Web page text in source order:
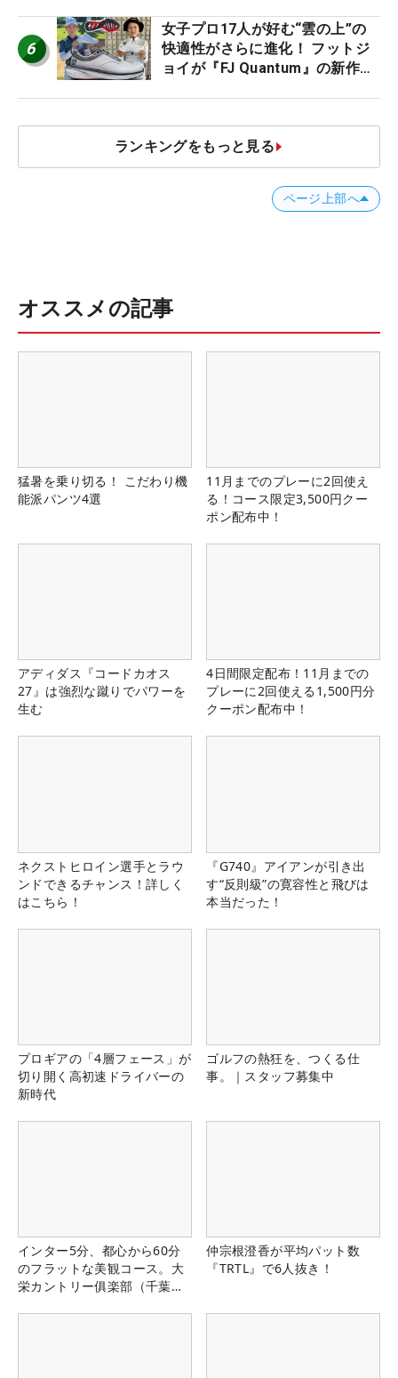
6
女子プロ17人が好む“雲の上”の
快適性がさらに進化！ フットジ
ョイが『FJ Quantum』の新作を
ランキングをもっと見る
ページ上部へ
オススメの記事
猛暑を乗り切る！ こだわり機
能派パンツ4選
11月までのプレーに2回使え
る！コース限定3,500円クー
ポン配布中！
アディダス『コードカオス
27』は強烈な蹴りでパワーを
生む
4日間限定配布！11月までの
プレーに2回使える1,500円分
クーポン配布中！
ネクストヒロイン選手とラウ
ンドできるチャンス！詳しく
はこちら！
『G740』アイアンが引き出
す“反則級”の寛容性と飛びは
本当だった！
プロギアの「4層フェース」が
切り開く高初速ドライバーの
新時代
ゴルフの熱狂を、つくる仕
事。｜スタッフ募集中
インター5分、都心から60分
のフラットな美観コース。大
栄カントリー俱楽部（千葉
仲宗根澄香が平均パット数
『TRTL』で6人抜き！